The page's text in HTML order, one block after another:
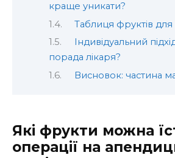
краще уникати?
Таблиця фруктів
Індивідуальний
порада лікаря?
Висновок: частина
Які фрукти можна
операції на